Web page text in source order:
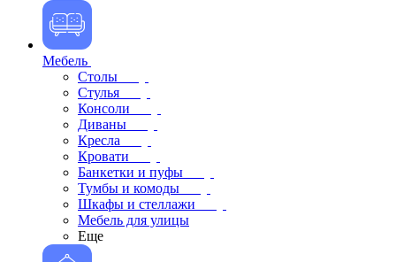
Мебель
Столы
Стулья
Консоли
Диваны
Кресла
Кровати
Банкетки и пуфы
Тумбы и комоды
Шкафы и стеллажи
Мебель для улицы
Еще